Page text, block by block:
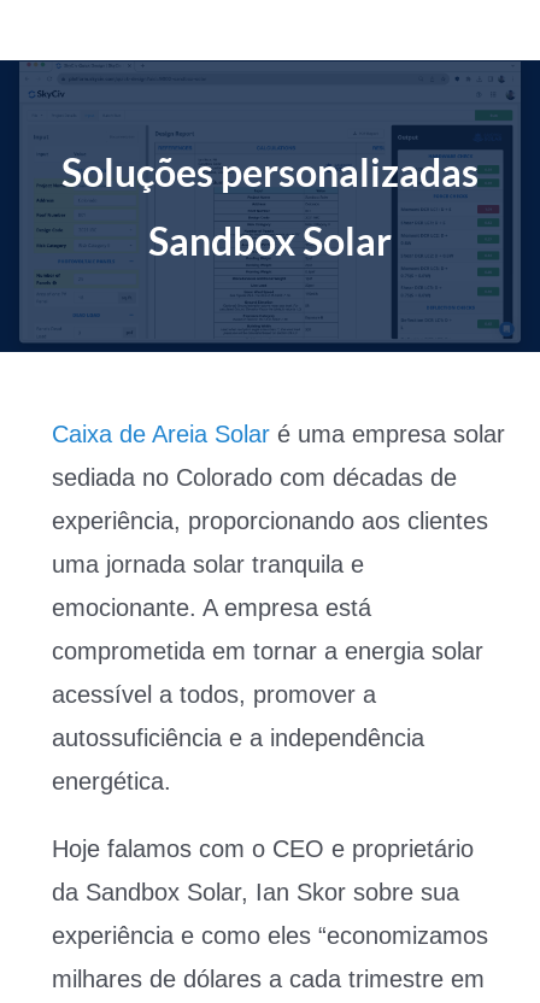
Soluções personalizadas
Sandbox Solar
Caixa de Areia Solaré uma empresa solar
sediada no Colorado com décadas de
experiência, proporcionando aos clientes
uma jornada solar tranquila e
emocionante. A empresa está
comprometida em tornar a energia solar
acessível a todos, promover a
autossuficiência e a independência
energética.
Hoje falamos com o CEO e proprietário
da Sandbox Solar, Ian Skor sobre sua
experiência e como eles “economizamos
milhares de dólares a cada trimestre em